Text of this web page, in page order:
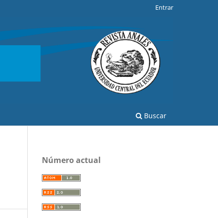
Buscar
Entrar
Número actual